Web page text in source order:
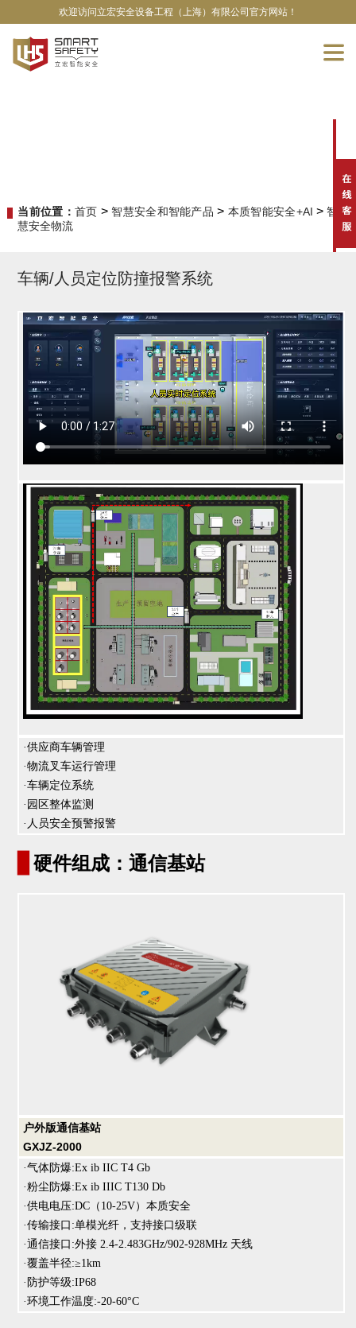
欢迎访问立宏安全设备工程（上海）有限公司官方网站！
当前位置： 首页 > 智慧安全和智能产品 > 本质智能安全+AI > 智
慧安全物流
车辆/人员定位防撞报警系统
·供应商车辆管理
·物流叉车运行管理
·车辆定位系统
· 园区整体监测
·人员安全预警报警
▊硬件组成：通信基站
户外版通信基站
GXJZ-2000
·气体防爆:Ex ib IIC T4 Gb
·粉尘防爆:Ex ib IIIC T130 Db
·供电电压:DC（10-25V）本质安全
·传输接口:单模光纤，支持接口级联
·通信接口 :外接 2.4-2.483GHz/902-928MHz 天线
·覆盖半径:≥1km
·防护等级:IP68
·环境工作温度:-20-60°C